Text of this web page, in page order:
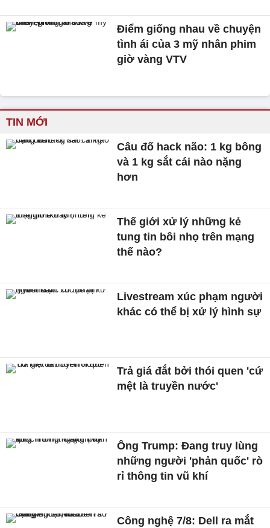
Điểm giống nhau về chuyện
tình ái của 3 mỹ nhân phim
giờ vàng VTV
TIN MỚI
Câu đố hack não: 1 kg bông
và 1 kg sắt cái nào nặng
hơn
Thế giới xử lý những kẻ
tung tin bôi nhọ trên mạng
thế nào?
Livestream xúc phạm người
khác có thể bị xử lý hình sự
Trả giá đắt bởi thói quen 'cứ
mệt là truyền nước'
Ông Trump: Đang truy lùng
những người 'phản quốc' rò
rỉ thông tin vũ khí
Công nghệ 7/8: Dell ra mắt